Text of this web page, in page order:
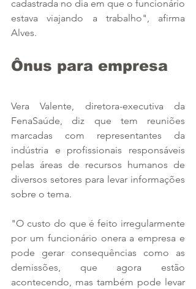
cadastrada no dia em que o funcionário
estava viajando a trabalho", afirma
Alves.
Ônus para empresa
Vera Valente, diretora-executiva da
FenaSaúde, diz que tem reuniões
marcadas com representantes da
indústria e profissionais responsáveis
pelas áreas de recursos humanos de
diversos setores para levar informações
sobre o tema.
"O custo do que é feito irregularmente
por um funcionário onera a empresa e
pode gerar consequências como as
demissões, que agora estão
acontecendo, mas também pode levar